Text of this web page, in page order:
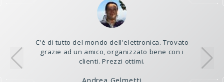
C'è di tutto del mondo dell'elettronica. Trovato
grazie ad un amico, organizzato bene con i
clienti. Prezzi ottimi.